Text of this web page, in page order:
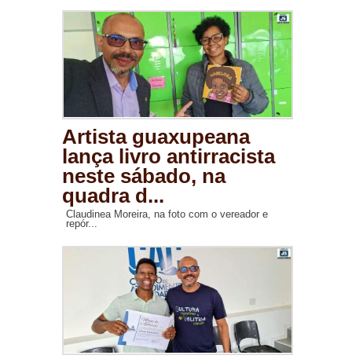
Artista guaxupeana
lança livro antirracista
neste sábado, na
quadra d...
Claudinea Moreira, na foto com o vereador e
repór...